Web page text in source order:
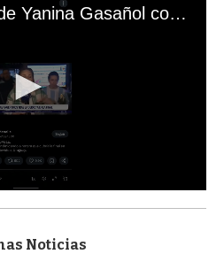
El mal momento de Yanina Gasañol con un hincha argentino en "Subrayado"
Noticias